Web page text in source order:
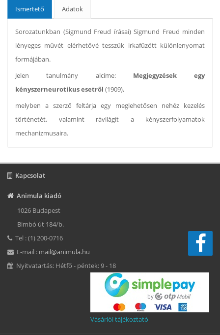
Ismertető Adatok
Sorozatunkban (Sigmund Freud írásai) Sigmund Freud minden
lényeges művét elérhetővé tesszük irkafűzött különlenyomat
formájában.
Jelen tanulmány alcíme: Megjegyzések egy
kényszerneurotikus esetről (1909),
melyben a szerző feltárja egy meglehetősen nehéz kezelés
történetét, valamint rávilágít a kényszerfolyamatok
mechanizmusaira.
Kapcsolat
Animula kiadó
1026 Budapest
Bimbó út 184/b.
Tel : (1) 200-0716
E-mail : mail@animula.hu
Nyitvatartás: Hétfő - péntek: 9 - 18
Vásárlói tájékoztató